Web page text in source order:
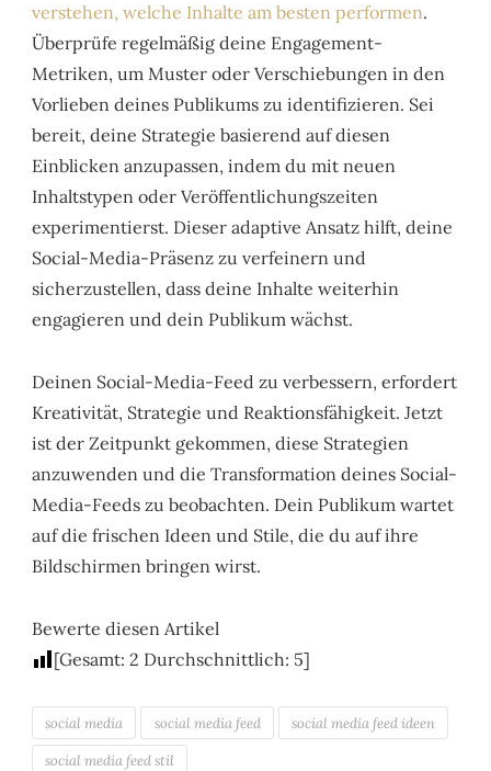
verstehen, welche Inhalte am besten performen.
Überprüfe regelmäßig deine Engagement-
Metriken, um Muster oder Verschiebungen in den
Vorlieben deines Publikums zu identifizieren. Sei
bereit, deine Strategie basierend auf diesen
Einblicken anzupassen, indem du mit neuen
Inhaltstypen oder Veröffentlichungszeiten
experimentierst. Dieser adaptive Ansatz hilft, deine
Social-Media-Präsenz zu verfeinern und
sicherzustellen, dass deine Inhalte weiterhin
engagieren und dein Publikum wächst.
Deinen Social-Media-Feed zu verbessern, erfordert
Kreativität, Strategie und Reaktionsfähigkeit. Jetzt
ist der Zeitpunkt gekommen, diese Strategien
anzuwenden und die Transformation deines Social-
Media-Feeds zu beobachten. Dein Publikum wartet
auf die frischen Ideen und Stile, die du auf ihre
Bildschirmen bringen wirst.
Bewerte diesen Artikel
[Gesamt: 2 Durchschnittlich: 5]
social media social media feed social media feed ideen
social media feed stil